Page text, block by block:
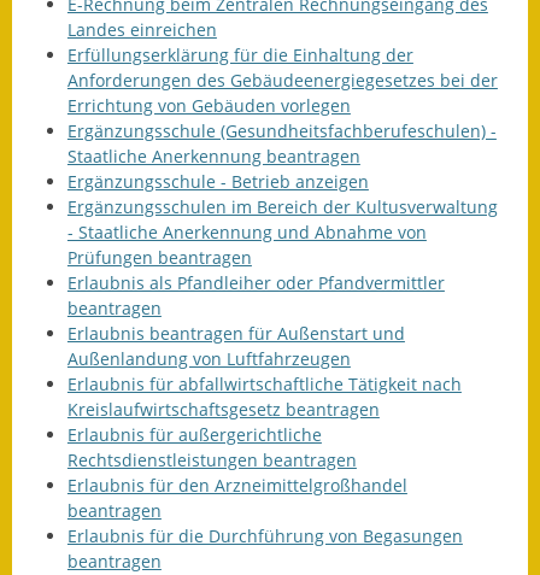
Landes einreichen
Erfüllungserklärung für die Einhaltung der
Anforderungen des Gebäudeenergiegesetzes bei der
Errichtung von Gebäuden vorlegen
Ergänzungsschule (Gesundheitsfachberufeschulen) -
Staatliche Anerkennung beantragen
Ergänzungsschule - Betrieb anzeigen
Ergänzungsschulen im Bereich der Kultusverwaltung
- Staatliche Anerkennung und Abnahme von
Prüfungen beantragen
Erlaubnis als Pfandleiher oder Pfandvermittler
beantragen
Erlaubnis beantragen für Außenstart und
Außenlandung von Luftfahrzeugen
Erlaubnis für abfallwirtschaftliche Tätigkeit nach
Kreislaufwirtschaftsgesetz beantragen
Erlaubnis für außergerichtliche
Rechtsdienstleistungen beantragen
Erlaubnis für den Arzneimittelgroßhandel
beantragen
Erlaubnis für die Durchführung von Begasungen
beantragen